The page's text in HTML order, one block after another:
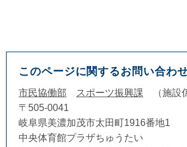
このページに関するお問い合わ
市民協働部 スポーツ振興課
施設
〒505-0041
岐阜県美濃加茂市太田町1916番地1
中央体育館プラザちゅうたい